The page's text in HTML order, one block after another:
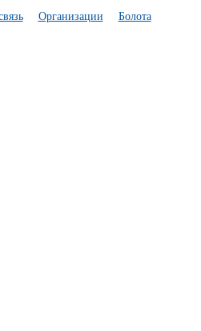
Организации Болота